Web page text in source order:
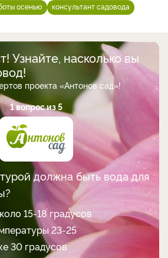
осенью консультант садовода
Узнайте, насколько вы
проекта «Антонов сад»!
1 вопрос из 5
должна быть вода для
15-18 градусов
23-25
30 градусов